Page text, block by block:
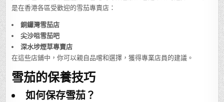
是在香港各區受歡迎的雪茄專賣店：
銅鑼灣雪茄店
尖沙咀雪茄吧
深水埗煙草專賣店
在這些店鋪中，你可以親自品嚐和選擇，獲得專業店員的建議。
雪茄的保養技巧
如何保存雪茄？